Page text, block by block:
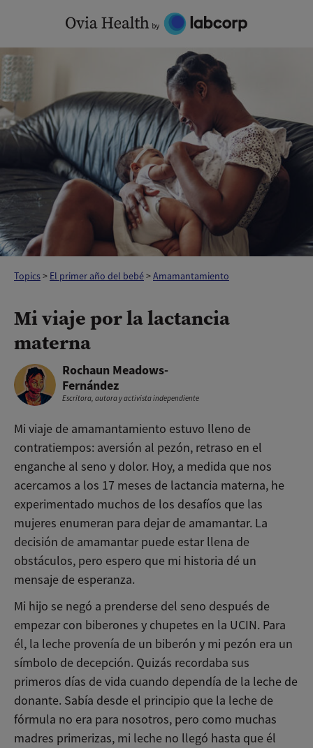
content
Topics> El primer año del bebé>Amamantamiento
Mi viaje por la lactancia
materna
Rochaun Meadows-
Fernández
Escritora, autora y activista independiente
Mi viaje de amamantamiento estuvo lleno de
contratiempos: aversión al pezón, retraso en el
enganche al seno y dolor. Hoy, a medida que nos
acercamos a los 17 meses de lactancia materna, he
experimentado muchos de los desafíos que las
mujeres enumeran para dejar de amamantar. La
decisión de amamantar puede estar llena de
obstáculos, pero espero que mi historia dé un
mensaje de esperanza.
Mi hijo se negó a prenderse del seno después de
empezar con biberones y chupetes en la UCIN. Para
él, la leche provenía de un biberón y mi pezón era un
símbolo de decepción. Quizás recordaba sus
primeros días de vida cuando dependía de la leche de
donante. Sabía desde el principio que la leche de
fórmula no era para nosotros, pero como muchas
madres primerizas, mi leche no llegó hasta que él